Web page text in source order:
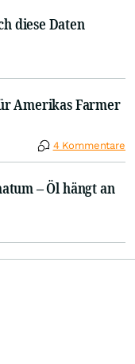
diese Daten
Amerikas Farmer
4 Kommentare
– Öl hängt an